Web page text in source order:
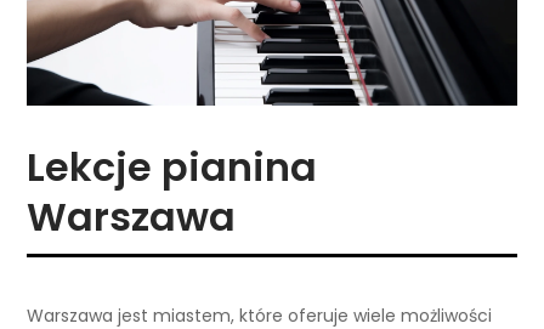
Lekcje pianina
Warszawa
Warszawa jest miastem, które oferuje wiele możliwości